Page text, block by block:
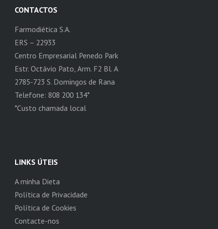
CONTACTOS
Farmodiética S.A.
ERS – 22933
Centro Empresarial Penedo Park
Estr. Octávio Pato, Arm. F2 Bl. A
2785-723 S. Domingos de Rana
Telefone: 808 200 134*
*Custo chamada local
LINKS ÚTEIS
A minha Dieta
Política de Privacidade
Política de Cookies
Contacte-nos